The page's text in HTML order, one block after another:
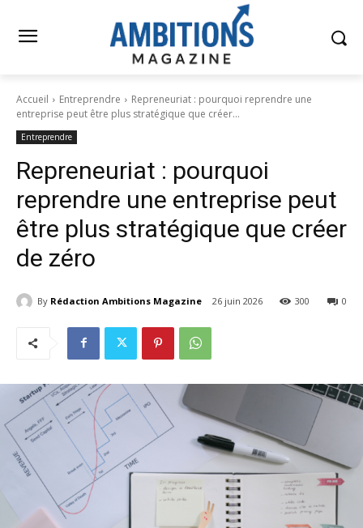
Accueil Entreprendre
Repreneuriat : pourquoi reprendre une
entreprise peut être plus stratégique que créer...
Entreprendre
Repreneuriat : pourquoi
reprendre une entreprise peut
être plus stratégique que créer
de zéro
By Rédaction Ambitions Magazine 26 juin 2026 0
300